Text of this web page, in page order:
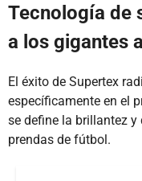
Tecnología de
a los gigantes
El éxito de Supertex
específicamente en el
se define la brillantez
prendas de fútbol.